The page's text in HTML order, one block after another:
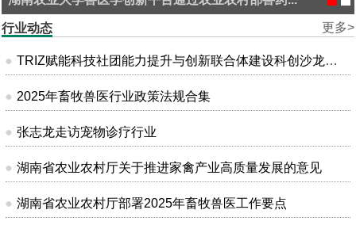
更多>
行业动态
TRIZ赋能科技社团能力提升与创新联合体建设科创沙龙在昆明成功举办
2025年畜牧兽医行业政策法规合集
张志龙走访宠物诊疗行业
湖南省农业农村厅关于推进家禽产业高质量发展的意见
湖南省农业农村厅部署2025年畜牧兽医工作要点